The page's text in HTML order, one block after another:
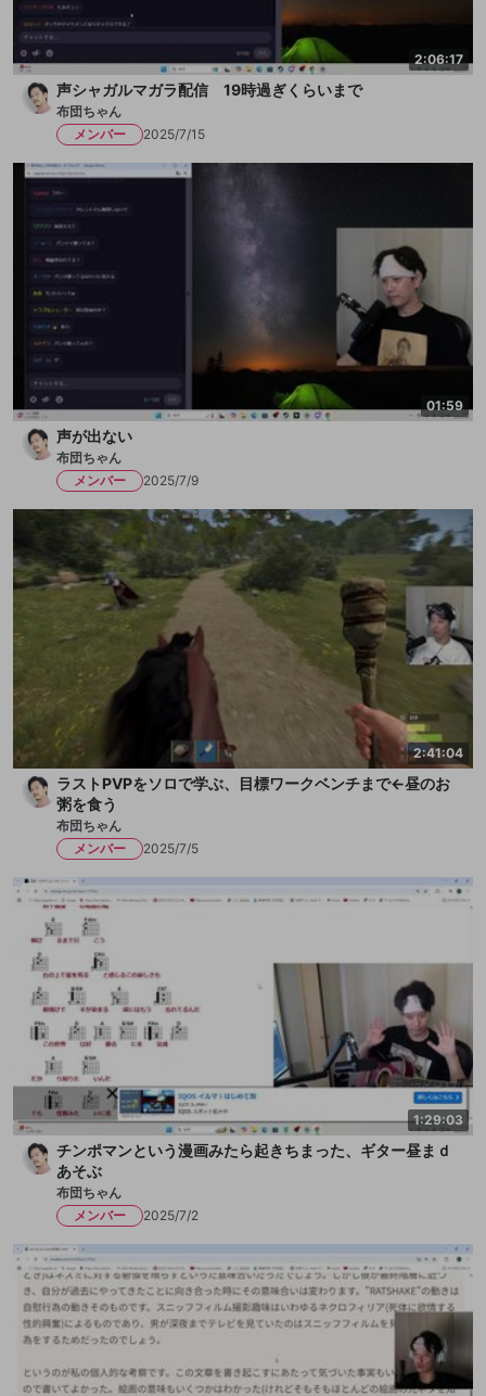
2:06:17
声シャガルマガラ配信 19時過ぎくらいまで
布団ちゃん
メンバー
2025/7/15
01:59
声が出ない
布団ちゃん
メンバー
2025/7/9
2:41:04
ラストPVPをソロで学ぶ、目標ワークベンチまで←昼のお
粥を食う
布団ちゃん
メンバー
2025/7/5
1:29:03
チンポマンという漫画みたら起きちまった、ギター昼まｄ
あそぶ
布団ちゃん
メンバー
2025/7/2